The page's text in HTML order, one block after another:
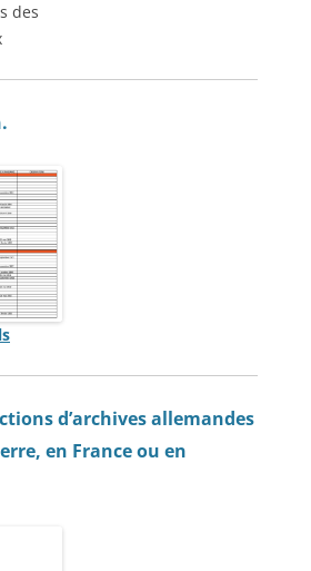
des
d’archives allemandes
en France ou en